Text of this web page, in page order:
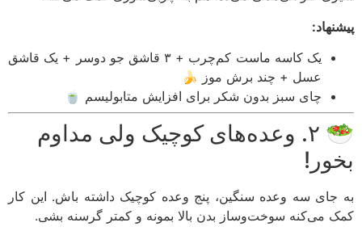
یک کاسه ماست کم‌چرب + ۳ قاشق جو دوسر + یک قاشق
عسل + چند برش موز 🍌
چای سبز بدون شکر برای افزایش متابولیسم 🍵
🥗 ۲. وعده‌های کوچیک ولی مداوم
سه وعده سنگین، پنج وعده کوچیک داشته باش. این کار
می‌کنه سوخت‌وساز بدن بالا بمونه و کمتر گرسنه بشی.